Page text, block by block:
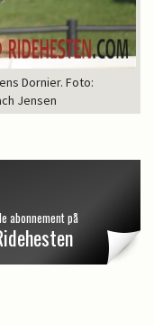
Dornier. Foto:
Jensen
abonnement på